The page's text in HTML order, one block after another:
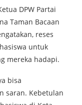
DPW Partai
Taman Bacaan
reses
untuk
mereka hadapi.
bisa
saran. Kebetulan